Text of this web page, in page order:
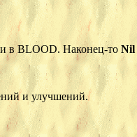
в BLOOD. Наконец-тоNil
и улучшений.